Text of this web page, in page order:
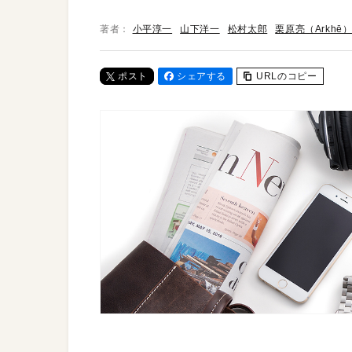
著者： 小平淳一 山下洋一 松村太郎 栗原亮（Arkhē）
ポスト シェアする URLのコピー